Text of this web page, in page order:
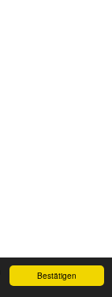
Bestätigen